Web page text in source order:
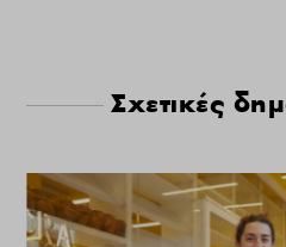
Σχετικές